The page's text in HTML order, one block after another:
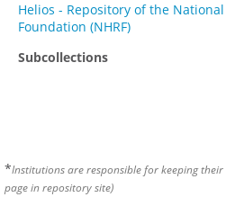
Helios - Repository of the
Foundation (NHRF)
Subcollections
*Institutions are responsible for keeping
page in repository site)